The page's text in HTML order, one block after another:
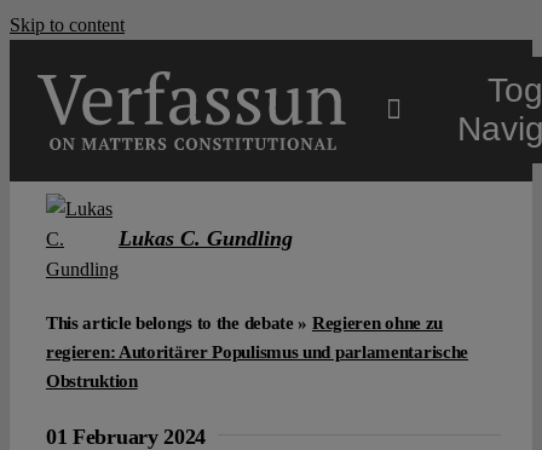
Skip to content
Projects
Lukas C. Gundling
This article belongs to the debate » Regieren ohne zu
regieren: Autoritärer Populismus und parlamentarische
Obstruktion
01 February 2024